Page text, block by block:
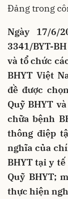
Đảng trong
Ngày 17/6/
3341/BYT-
và tổ chức
BHYT Việt
đề được
Quỹ BHYT
chữa bệnh
thông điệp
nghĩa của
BHYT tại y
Quỹ BHYT;
thực hiện